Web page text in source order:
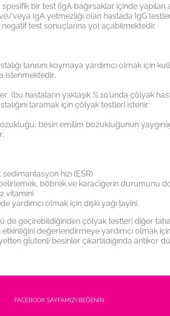
spesifik bir test (İgA bağırsaklar içinde
veya IgA yetmezliği olan hastada IgG testleri
negatif test sonuçlarına yol açabilmektedir.
tanısını koymaya yardımcı olmak için
istenmektedir..
(bu hastaların yaklaşık % 10’unda çölyak
taramak için çölyak testleri istenir.
besin emilim bozukluğunun
hızı (ESR)
böbrek ve karaciğerin durumunu
vitamini
olmak için dışkı yağı tayini
de geçirebildiğinden çölyak testleri diğer
değerlendirmeye yardımcı olmak
glutenli besinler çıkartıldığında antikor
FACEBOOK SAYFAMIZI BEĞENİN: